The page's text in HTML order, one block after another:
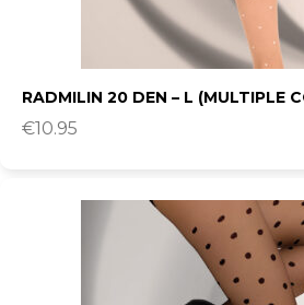
RADMILIN 20 DEN – L (MULTIPLE
€10.95